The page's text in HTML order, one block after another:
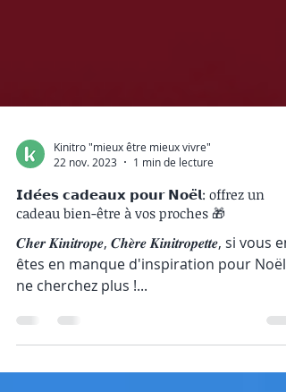
Kinitro "mieux être mieux vivre"
22 nov. 2023
1 min de lecture
𝗜𝗱𝗲́𝗲𝘀 𝗰𝗮𝗱𝗲𝗮𝘂𝘅 𝗽𝗼𝘂𝗿 𝗡𝗼𝗲̈𝗹: offrez un
cadeau bien-être à vos proches 🎁
𝑪𝒉𝒆𝒓 𝑲𝒊𝒏𝒊𝒕𝒓𝒐𝒑𝒆, 𝑪𝒉𝒆̀𝒓𝒆 𝑲𝒊𝒏𝒊𝒕𝒓𝒐𝒑𝒆𝒕𝒕𝒆, si vous en
ne cherchez plus !...